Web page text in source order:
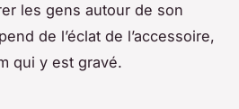
les gens autour de son
de l’éclat de l’accessoire,
qui y est gravé.